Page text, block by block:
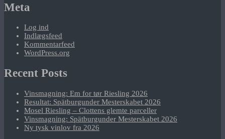
Meta
Log ind
Indlægsfeed
Kommentarfeed
WordPress.org
Recent Posts
Vinsmagning: Em for tør Riesling 2026
Resultat: Spätburgunder Mesterskabet 2026
Mosel Riesling – Clottens glemte parceller
Vinsmagning: Spätburgunder Mesterskabet 2026
Ny tysk vinlov fra 2026